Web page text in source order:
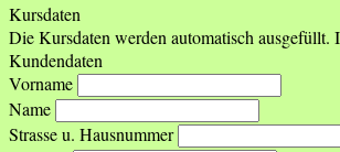
Kursdaten
Die Kursdaten werden automatisch
Kundendaten
Vorname
Name
Strasse u. Hausnummer